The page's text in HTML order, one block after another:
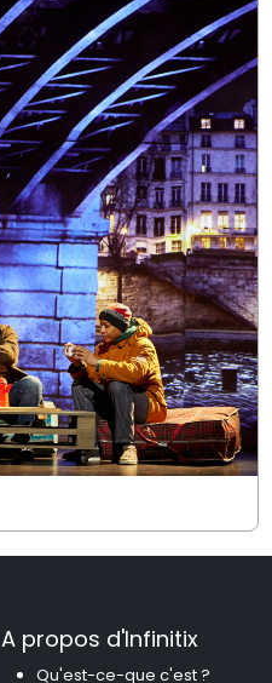
A propos d'Infinitix
Qu'est-ce-que c'est ?